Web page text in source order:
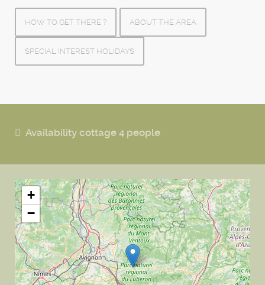
HOW TO GET THERE ? ABOUT THE AREA
SPECIAL INTEREST HOLIDAYS
Availability cottage 4 people
+
−